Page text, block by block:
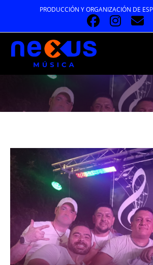
contenido
PRODUCCIÓN Y ORGANIZACIÓN DE